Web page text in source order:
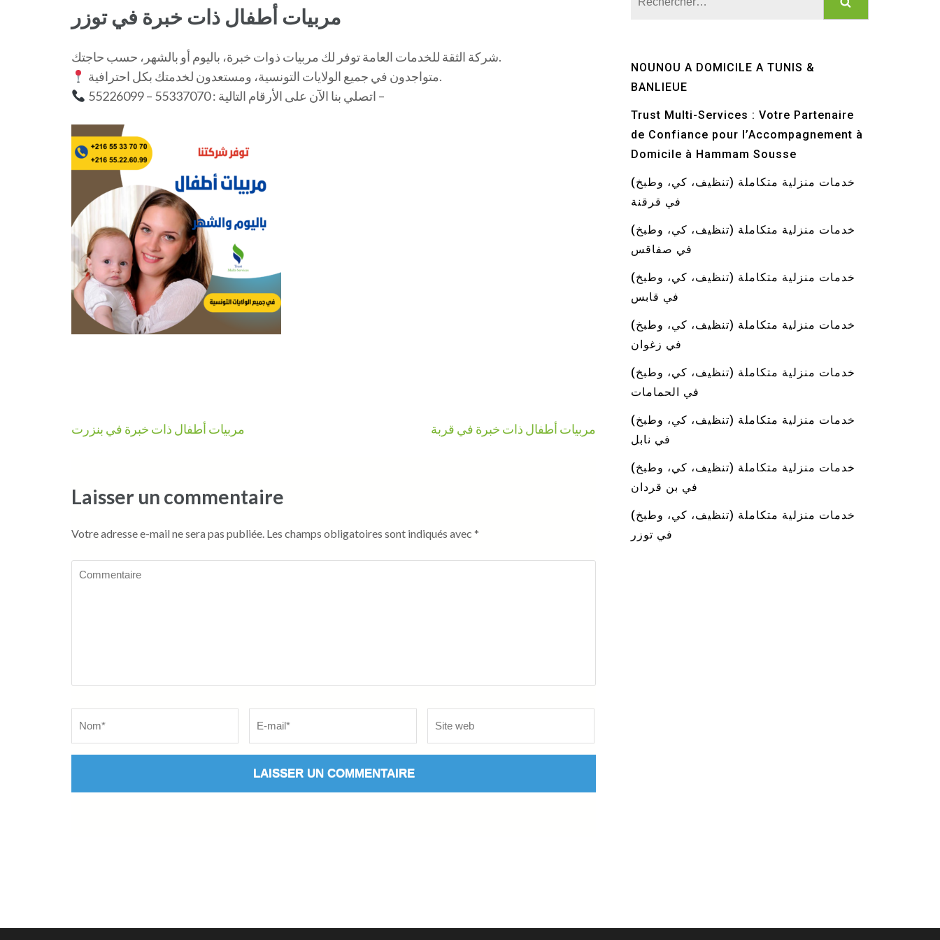
مربيات أطفال ذات خبرة في توزر
شركة الثقة للخدمات العامة توفر لك مربيات ذوات خبرة، باليوم أو بالشهر، حسب حاجتك.
متواجدون في جميع الولايات التونسية، ومستعدون لخدمتك بكل احترافية.
اتصلي بنا الآن على الأرقام التالية : 55337070 – 55226099 –
Navigation
مربيات أطفال ذات خبرة في بنزرت مربيات أطفال ذات خبرة في قربة
Laisser un commentaire
Votre adresse e-mail ne sera pas publiée. Les champs obligatoires sont indiqués avec *
Commentaire
NOUNOU A DOMICILE A TUNIS &
BANLIEUE
Trust Multi-Services : Votre Partenaire
de Confiance pour l’Accompagnement à
Domicile à Hammam Sousse
خدمات منزلية متكاملة (تنظيف، كي، وطبخ)
في قرقنة
خدمات منزلية متكاملة (تنظيف، كي، وطبخ)
في صفاقس
خدمات منزلية متكاملة (تنظيف، كي، وطبخ)
في قابس
خدمات منزلية متكاملة (تنظيف، كي، وطبخ)
في زغوان
خدمات منزلية متكاملة (تنظيف، كي، وطبخ)
في الحمامات
خدمات منزلية متكاملة (تنظيف، كي، وطبخ)
في نابل
خدمات منزلية متكاملة (تنظيف، كي، وطبخ)
في بن قردان
خدمات منزلية متكاملة (تنظيف، كي، وطبخ)
في توزر